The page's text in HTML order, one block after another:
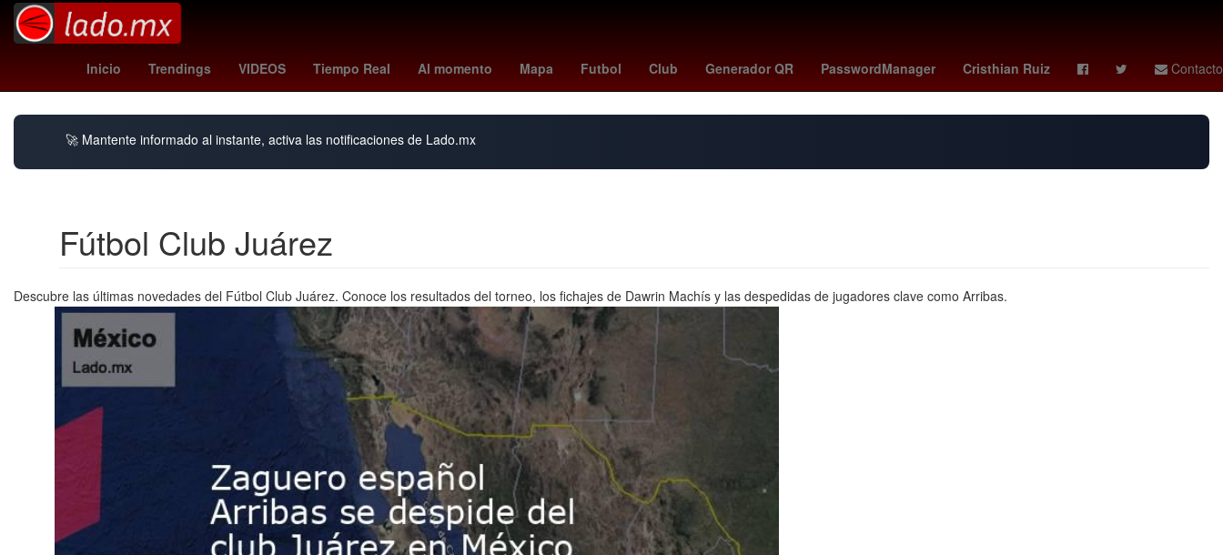
Inicio Trendings VIDEOS Tiempo Real Al momento Mapa Futbol Club Generador QR PasswordManager Cristhian Ruiz Contacto
Senador INAPAM jorge valdano Brasil Aguascalientes Semana Santa mexico vs portugal Gobierno Incendio Argentina
🚀 Mantente informado al instante, activa las notificaciones de Lado.mx
Fútbol Club Juárez
Descubre las últimas novedades del Fútbol Club Juárez. Conoce los resultados del torneo, los fichajes de Dawrin Machís y las despedidas de jugadores clave como Arribas.